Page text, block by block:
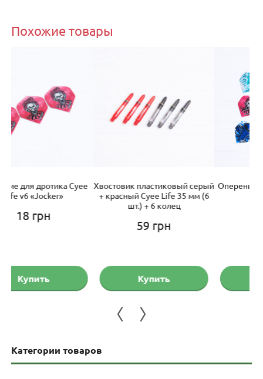
Похожие товары
Хвостовик пластиковый серый
+ красный Cyee Life 35 мм (6
Купить
Оперения для дротиков Cyee
Life 9 шт.
49
Купить
Категории товаров